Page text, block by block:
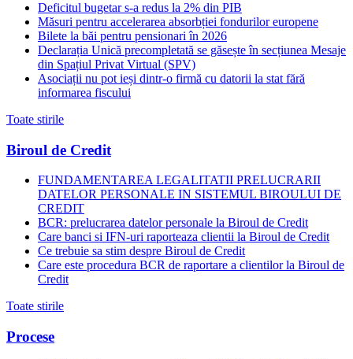
Deficitul bugetar s-a redus la 2% din PIB
Măsuri pentru accelerarea absorbției fondurilor europene
Bilete la băi pentru pensionari în 2026
Declarația Unică precompletată se găsește în secțiunea Mesaje
din Spațiul Privat Virtual (SPV)
Asociații nu pot ieși dintr-o firmă cu datorii la stat fără
informarea fiscului
Toate stirile
Biroul de Credit
FUNDAMENTAREA LEGALITATII PRELUCRARII
DATELOR PERSONALE IN SISTEMUL BIROULUI DE
CREDIT
BCR: prelucrarea datelor personale la Biroul de Credit
Care banci si IFN-uri raporteaza clientii la Biroul de Credit
Ce trebuie sa stim despre Biroul de Credit
Care este procedura BCR de raportare a clientilor la Biroul de
Credit
Toate stirile
Procese